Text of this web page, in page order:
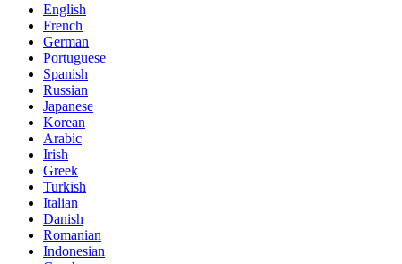
English
French
German
Portuguese
Spanish
Russian
Japanese
Korean
Arabic
Irish
Greek
Turkish
Italian
Danish
Romanian
Indonesian